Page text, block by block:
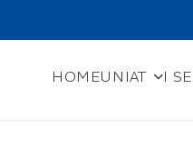
HOMEUNIAT I